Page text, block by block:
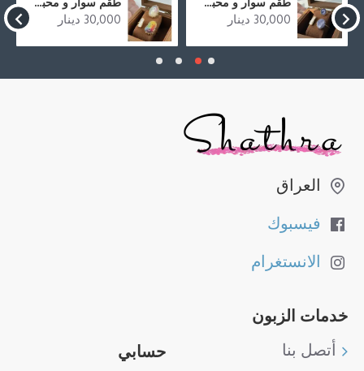
30,000 دينار
30,000 دينار
العراق
فيسبوك
الانستغرام
خدمات الزبون
أتصل بنا حسابي